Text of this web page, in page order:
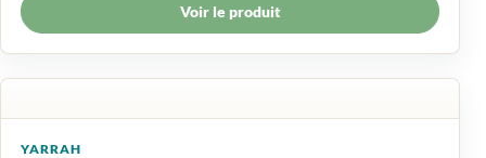
Voir le produit
YARRAH